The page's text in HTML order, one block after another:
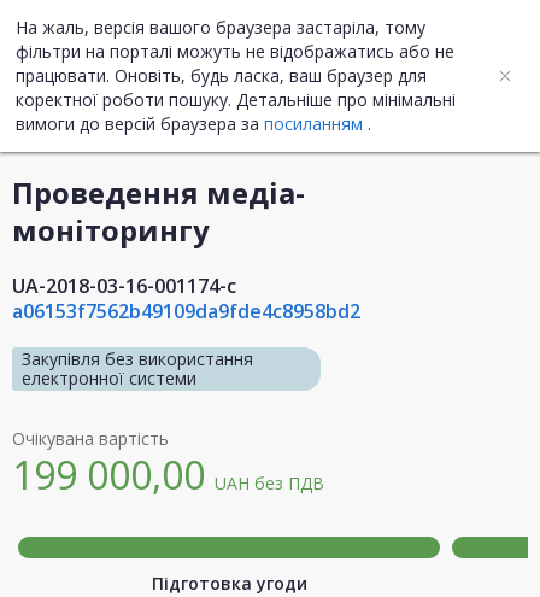
На жаль, версія вашого браузера застаріла, тому
фільтри на порталі можуть не відображатись або не
працювати. Оновіть, будь ласка, ваш браузер для
коректної роботи пошуку. Детальніше про мінімальні
вимоги до версій браузера за посиланням .
UA ENG
Інформація про закупівлю
Проведення медіа-
моніторингу
UA-2018-03-16-001174-c
a06153f7562b49109da9fde4c8958bd2
Закупівля без використання
електронної системи
Очікувана вартість
199 000,00 UAH без ПДВ
Підготовка угоди